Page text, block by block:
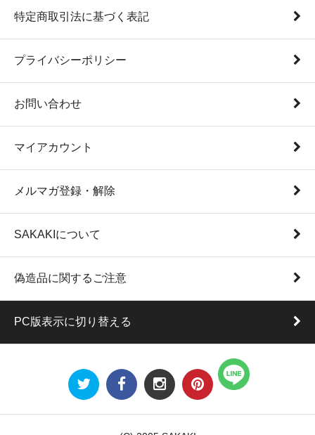
特定商取引法に基づく表記
プライバシーポリシー
お問い合わせ
マイアカウント
メルマガ登録・解除
SAKAKIについて
偽造品に関するご注意
PC版表示に切り替える